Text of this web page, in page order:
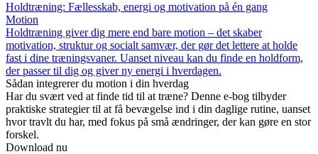
Holdtræning: Fællesskab, energi og motivation på én gang
Motion
Holdtræning giver dig mere end bare motion – det skaber
motivation, struktur og socialt samvær, der gør det lettere at holde
fast i dine træningsvaner. Uanset niveau kan du finde en holdform,
der passer til dig og giver ny energi i hverdagen.
Sådan integrerer du motion i din hverdag
Har du svært ved at finde tid til at træne? Denne e-bog tilbyder
praktiske strategier til at få bevægelse ind i din daglige rutine, uanset
hvor travlt du har, med fokus på små ændringer, der kan gøre en stor
forskel.
Download nu